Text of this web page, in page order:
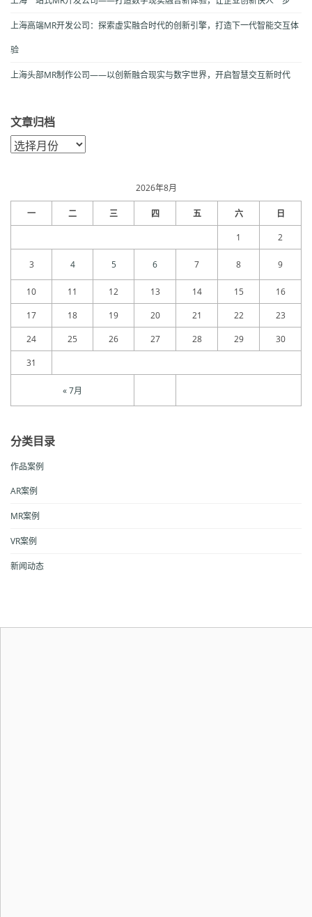
上海高端MR开发公司：探索虚实融合时代的创新引擎，打造下一代智能交互体
验
上海头部MR制作公司——以创新融合现实与数字世界，开启智慧交互新时代
文章归档
文
章
2026年8月
一 二 三 四 五 六 日
« 7月
1 2
3 4 5 6 7 8 9
10 11 12 13 14 15
16
17
18 19 20 21 22
23
24
25 26 27 28 29
30
31
分类目录
作品案例
AR案例
MR案例
VR案例
新闻动态